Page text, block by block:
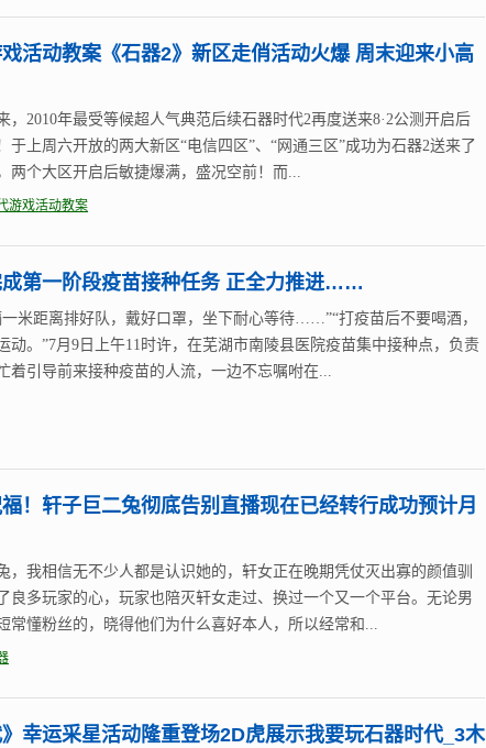
活动教案《石器2》新区走俏活动火爆 周末迎来小高
，2010年最受等候超人气典范后续石器时代2再度送来8·2公测开启后
于上周六开放的两大新区“电信四区”、“网通三区”成功为石器2送来了
两个大区开启后敏捷爆满，盛况空前！而...
游戏活动教案
成第一阶段疫苗接种任务 正全力推进……
米距离排好队，戴好口罩，坐下耐心等待……”“打疫苗后不要喝酒，
动。”7月9日上午11时许，在芜湖市南陵县医院疫苗集中接种点，负责
着引导前来接种疫苗的人流，一边不忘嘱咐在...
！轩子巨二兔彻底告别直播现在已经转行成功预计月
，我相信无不少人都是认识她的，轩女正在晚期凭仗灭出寡的颜值驯
良多玩家的心，玩家也陪灭轩女走过、换过一个又一个平台。无论男
常懂粉丝的，晓得他们为什么喜好本人，所以经常和...
》幸运采星活动隆重登场2D虎展示我要玩石器时代_3木